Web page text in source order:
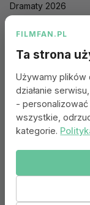
Dramaty 2026
Sci-Fi 2026
Animacje 2026
Romantyczne 2026
Portal:
© 2010–2026
FILMFAN.PL
Ta strona
Używamy plików
działanie
-
wszystkie,
kategorie.